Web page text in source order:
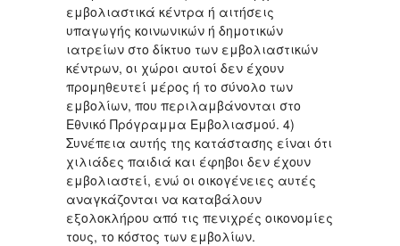
εμβολιαστικά κέντρα ή αιτήσεις
υπαγωγής κοινωνικών ή δημοτικών
ιατρείων στο δίκτυο των εμβολιαστικών
κέντρων, οι χώροι αυτοί δεν έχουν
προμηθευτεί μέρος ή το σύνολο των
εμβολίων, που περιλαμβάνονται στο
Εθνικό Πρόγραμμα Εμβολιασμού. 4)
Συνέπεια αυτής της κατάστασης είναι ότι
χιλιάδες παιδιά και έφηβοι δεν έχουν
εμβολιαστεί, ενώ οι οικογένειες αυτές
αναγκάζονται να καταβάλουν
εξολοκλήρου από τις πενιχρές οικονομίες
τους, το κόστος των εμβολίων.